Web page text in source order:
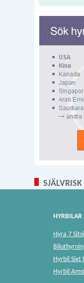
HYRBILAR
Hyra 7
Hyrbil Sixt
Hyrbil